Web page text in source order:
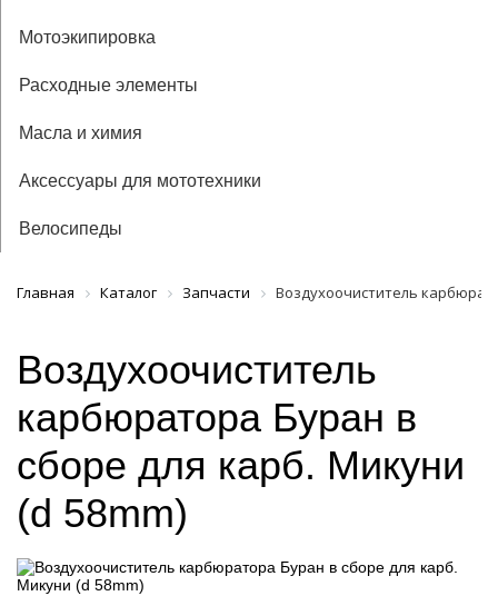
Мотоэкипировка
Расходные элементы
Масла и химия
Аксессуары для мототехники
Велосипеды
Главная Каталог Запчасти Воздухоочиститель
Воздухоочиститель
карбюратора Буран в
сборе для карб. Микуни
(d 58mm)